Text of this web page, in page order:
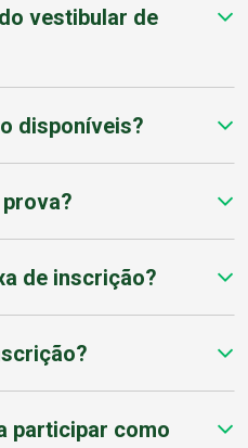
vestibular de
disponíveis?
de inscrição?
participar como